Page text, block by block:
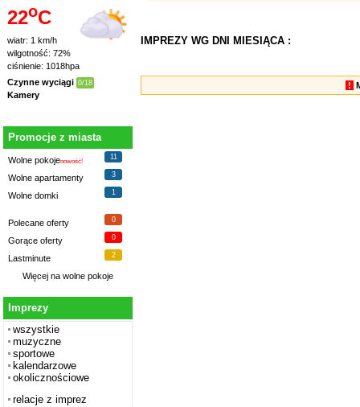
22oC
wiatr: 1 km/h
wilgotność: 72%
ciśnienie: 1018hpa
Czynne wyciągi 0/18
Kamery
Promocje z miasta
Wolne pokojenowość!
11
Wolne apartamenty 3
Wolne domki 1
Polecane oferty 0
Gorące oferty 0
Lastminute 2
Więcej na wolne pokoje
Imprezy
wszystkie
muzyczne
sportowe
kalendarzowe
okolicznościowe
relacje z imprez
IMPREZY WG DNI MIESIĄCA :
!